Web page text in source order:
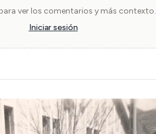
ver los comentarios y más contexto.
Iniciar sesión